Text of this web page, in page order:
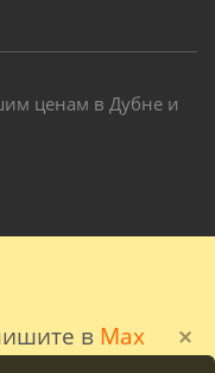
в Max
ценам в Дубне и